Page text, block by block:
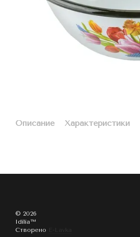
Описание Характеристики
© 2026
Idilia™️
Створено E-Lavka